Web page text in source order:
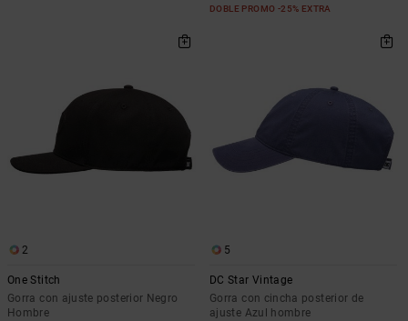
DOBLE PROMO -25% EXTRA
2
One Stitch
Gorra con ajuste posterior Negro
Hombre
5
DC Star Vintage
Gorra con cincha posterior de
ajuste Azul hombre